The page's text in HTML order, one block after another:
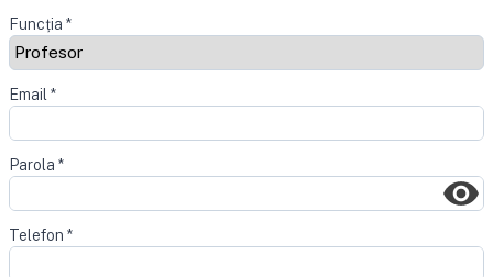
Funcția *
Email *
Parola *
Telefon *